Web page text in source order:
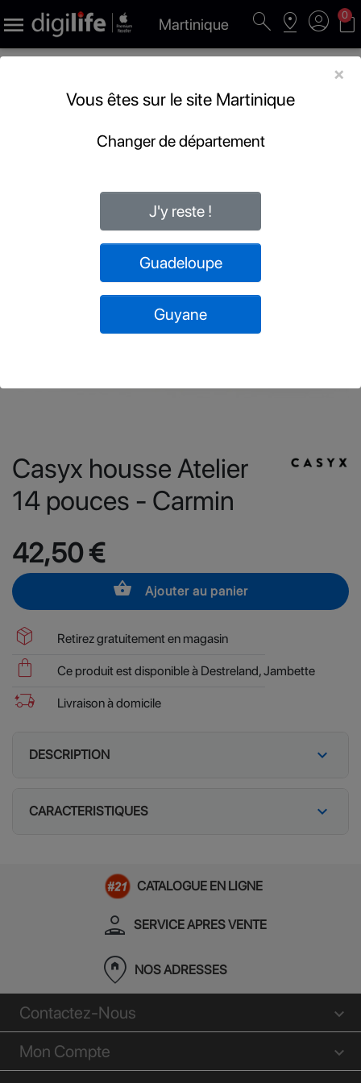
 Martinique search pin_drop account_circle shopping_bag
0
Casyx housse Atelier
14 pouces - Carmin
42,50 €
shopping_basket Ajouter au panier
package_2 Retirez gratuitement en magasin
shopping_bag Ce produit est disponible à Destreland, Jambette
delivery_truck_bolt Livraison à domicile
DESCRIPTION expand_more
CARACTERISTIQUES expand_more
CATALOGUE EN LIGNE
person_apron SERVICE APRES VENTE
home_pin NOS ADRESSES
Contactez-Nous
Mon Compte
×
Vous êtes sur le site Martinique
Changer de département
J'y reste !
Guadeloupe
Guyane